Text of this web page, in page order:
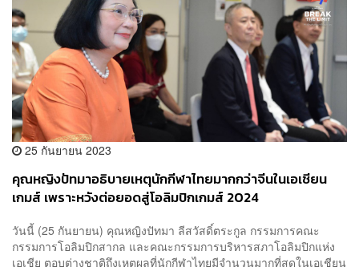
25 กันยายน 2023
คุณหญิงปัทมาอธิบายเหตุนักกีฬาไทยมากกว่าจีนในเอเชียน
เกมส์ เพราะหวังต่อยอดสู่โอลิมปิกเกมส์ 2024
วันนี้ (25 กันยายน) คุณหญิงปัทมา ลีสวัสดิ์ตระกูล กรรมการคณะ
กรรมการโอลิมปิกสากล และคณะกรรมการบริหารสภาโอลิมปิกแห่ง
เอเชีย ตอบต่างชาติถึงเหตุผลที่นักกีฬาไทยมีจำนวนมากที่สุดในเอเชียน